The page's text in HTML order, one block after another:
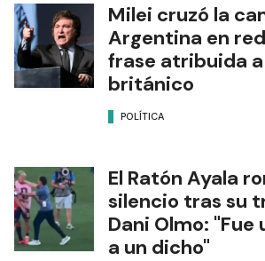
Milei cruzó la
Argentina en
frase atribuida
británico
POLÍTICA
El Ratón Ayala
silencio tras su
Dani Olmo:
a un dicho"